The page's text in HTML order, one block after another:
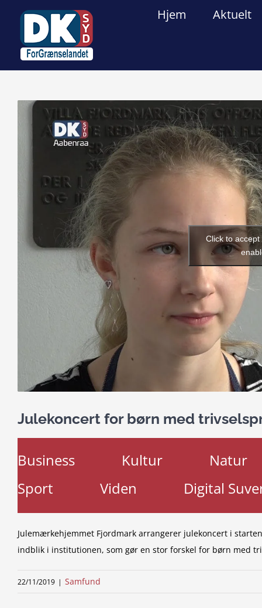
content
Hjem Aktuelt
View
Click to
Julekoncert for børn med
Business Kultur
Natur
Sport
Viden Digital
Julemærkehjemmet Fjordmark arrangerer julekoncert i
indblik i institutionen, som gør en stor forskel for børn med
22/11/2019 | Samfund